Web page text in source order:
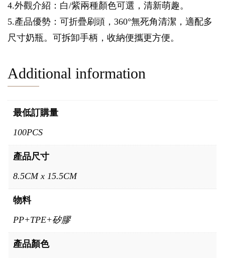
4.外觀介紹：白/紫兩種顏色可選，清新萌趣。
5.產品優勢：可折疊刷頭，360°無死角清潔，適配多
尺寸奶瓶。可拆卸手柄，收納便攜更方便。
Additional information
最低訂購量
100PCS
產品尺寸
8.5CM x 15.5CM
物料
PP+TPE+矽膠
產品顏色